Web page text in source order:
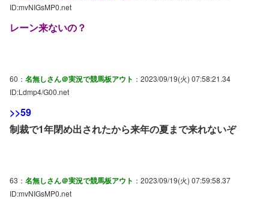
ID:mvNIGsMP0.net
レーン来ないの？
60： 名無しさん＠実況で競馬板アウト ：2023/09/19(火) 07:58:21.34
ID:Ldmp4/G00.net
>>59
制裁で1年閉め出されたから来年の夏まで来れないぞ
63： 名無しさん＠実況で競馬板アウト ：2023/09/19(火) 07:59:58.37
ID:mvNIGsMP0.net